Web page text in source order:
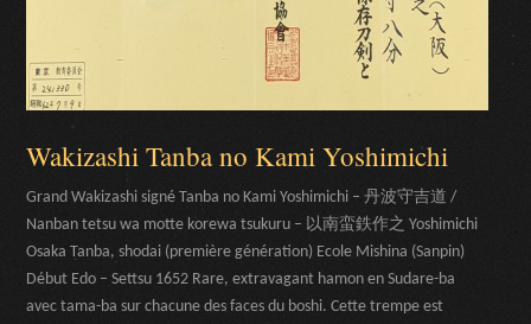
Wakizashi Tanba no Kami Yoshimichi
Grand Wakizashi signé Tanba no Kami Yoshimichi – 丹波守吉道 /
Nanban tetsu wa motte korewa tsukuru – 以南蛮鉄作之 Yoshimichi
Osaka Tanba, shodai (première génération) Ecole Mishina (Sanpin)
Début Edo – Settsu 1652 Rare, extravagant hamon en Sudare-ba
avec tama-ba sur chacune des faces du boshi. Cette trempe est